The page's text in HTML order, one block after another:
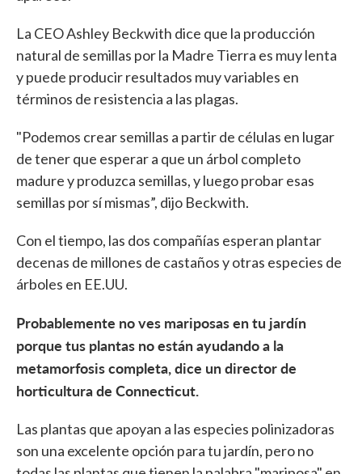
La CEO Ashley Beckwith dice que la producción
natural de semillas por la Madre Tierra es muy lenta
y puede producir resultados muy variables en
términos de resistencia a las plagas.
"Podemos crear semillas a partir de células en lugar
de tener que esperar a que un árbol completo
madure y produzca semillas, y luego probar esas
semillas por sí mismas”, dijo Beckwith.
Con el tiempo, las dos compañías esperan plantar
decenas de millones de castaños y otras especies de
árboles en EE.UU.
Probablemente no ves mariposas en tu jardín
porque tus plantas no están ayudando a la
metamorfosis completa, dice un director de
horticultura de Connecticut.
Las plantas que apoyan a las especies polinizadoras
son una excelente opción para tu jardín, pero no